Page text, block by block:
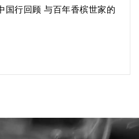
国行回顾 与百年香槟世家的